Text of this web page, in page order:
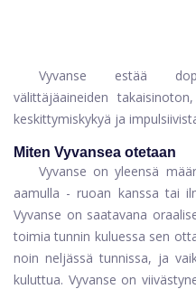
Vyvanse estää
välittäjäaineiden
keskittymiskykyä ja
Miten Vyvansea otetaan
Vyvanse on yleensä
aamulla - ruoan kanssa tai
Vyvanse on saatavana
toimia tunnin kuluessa sen
noin neljässä tunnissa, ja
kuluttua. Vyvanse on